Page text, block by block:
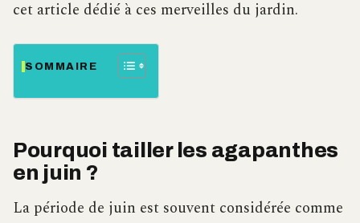
cet article dédié à ces merveilles du jardin.
SOMMAIRE
Pourquoi tailler les agapanthes
en juin ?
La période de juin est souvent considérée comme